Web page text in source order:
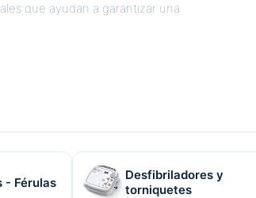
que ayudan a garantizar una
- Férulas
Desfibriladores y
torniquetes